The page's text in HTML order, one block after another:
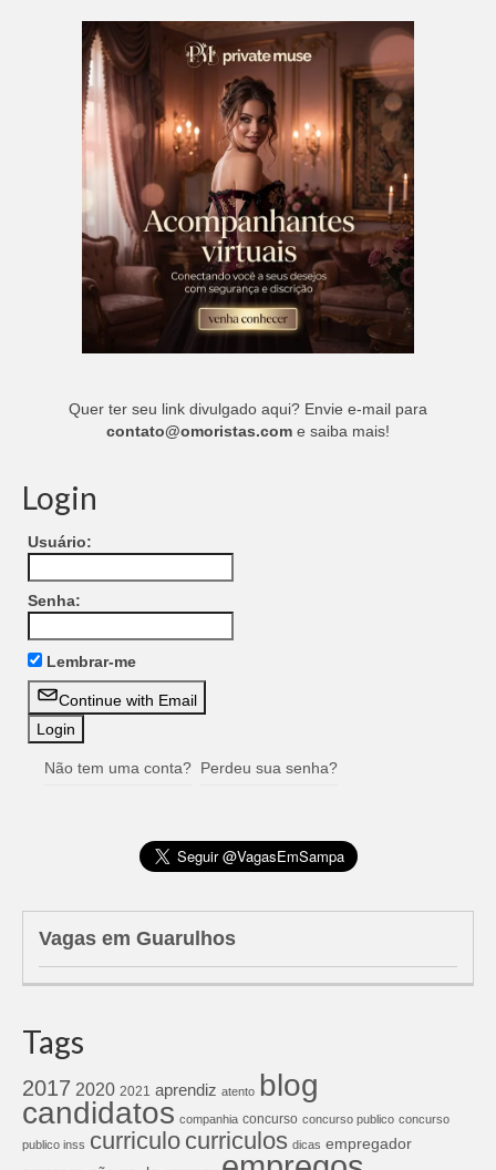
Quer ter seu link divulgado aqui? Envie e-mail para
contato@omoristas.com e saiba mais!
Login
Usuário:
Senha:
Lembrar-me
Continue with Email
Não tem uma conta? Perdeu sua senha?
Vagas em Guarulhos
Tags
2017 2020 2021 aprendiz atento blog
candidatos companhia concurso concurso publico concurso
publico inss curriculo curriculos dicas empregador